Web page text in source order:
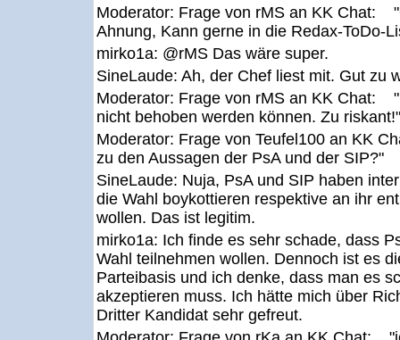
Moderator: Frage von rMS an KK Chat:
Ahnung, Kann gerne in die Redax-ToDo-
mirko1a: @rMS Das wäre super.
SineLaude: Ah, der Chef liest mit. Gut zu
Moderator: Frage von rMS an KK Chat:
nicht behoben werden können. Zu riskant!"
Moderator: Frage von Teufel100 an KK
zu den Aussagen der PsA und der SIP?"
SineLaude: Nuja, PsA und SIP haben
die Wahl boykottieren respektive an ihr
wollen. Das ist legitim.
mirko1a: Ich finde es sehr schade, dass
Wahl teilnehmen wollen. Dennoch ist es
Parteibasis und ich denke, dass man es
akzeptieren muss. Ich hätte mich über
Dritter Kandidat sehr gefreut.